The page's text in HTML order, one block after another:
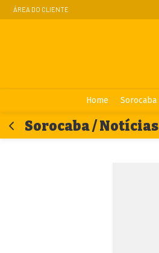
ÁREA DO CLIENTE
Home Sorocaba
Sorocaba / Notícias